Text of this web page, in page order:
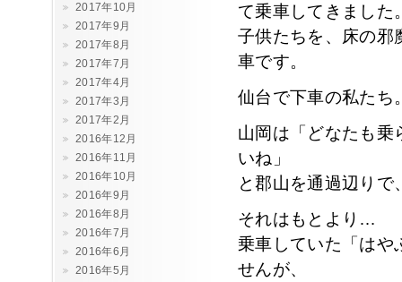
2017年10月
2017年9月
2017年8月
2017年7月
2017年4月
2017年3月
2017年2月
2016年12月
2016年11月
2016年10月
2016年9月
2016年8月
2016年7月
2016年6月
2016年5月
て乗車してきました
子供たちを、床の邪
車です。
仙台で下車の私たち
山岡は「どなたも乗
いね」
と郡山を通過辺り
それはもとより…
乗車していた「は
せんが、